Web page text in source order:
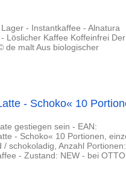
- Instantkaffee - Alnatura
Löslicher Kaffee Koffeinfrei Der
de malt Aus biologischer
- Schoko« 10
gestiegen sein - EAN:
- Schoko« 10 Portionen,
schokoladig, Anzahl Portionen:
- Zustand: NEW - bei OTTO